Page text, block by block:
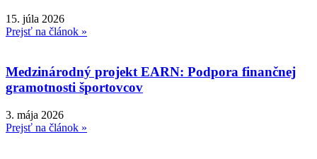
15. júla 2026
Prejsť na článok »
Medzinárodný projekt EARN: Podpora finančnej
gramotnosti športovcov
3. mája 2026
Prejsť na článok »